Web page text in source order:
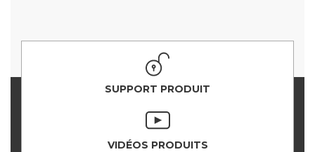
SUPPORT PRODUIT
VIDÉOS PRODUITS